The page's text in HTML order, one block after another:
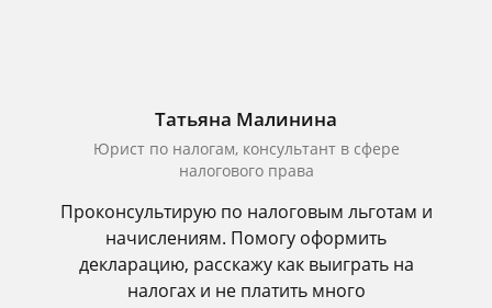
Татьяна Малинина
Юрист по налогам, консультант в сфере
налогового права
Проконсультирую по налоговым льготам и
начислениям. Помогу оформить
декларацию, расскажу как выиграть на
налогах и не платить много